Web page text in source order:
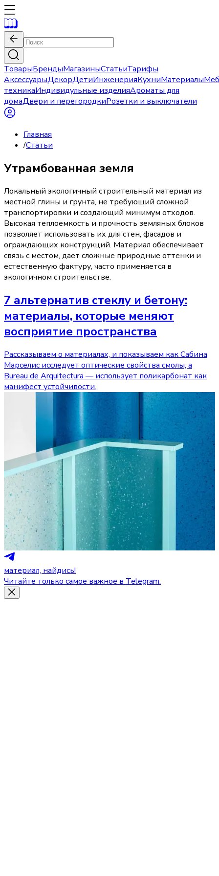
ТоварыБрендыМагазиныСтатьиТарифы
АксессуарыДекорДетиИнженерияКухниМатериалы
техникаИндивидульные изделияАроматы для
домаДвери и перегородкиРозетки и выключатели
Главная
/Статьи
Утрамбованная земля
Локальный экологичный строительный материал из
местной глины и грунта, не требующий сложной
транспортировки и создающий минимум отходов.
Высокая теплоемкость и прочность земляных блоков
позволяет использовать их для стен, фасадов и
ограждающих конструкций. Материал обеспечивает
связь с местом, дает сложные природные оттенки и
естественную фактуру, часто применяется в
экологичном строительстве.
7 альтернатив стеклу и бетону:
материалы, которые меняют
восприятие пространства
Рассказываем о материалах, и показываем как Сабина
Марселис исследует оптические свойства смолы, а
Bureau de Arquitectura — использует поликарбонат как
манифест устойчивости.
материал, найдись!
Читайте только самое важное в Telegram.